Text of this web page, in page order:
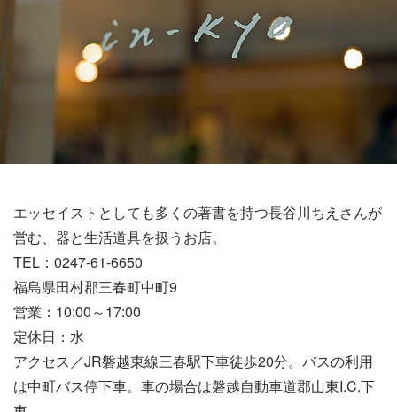
エッセイストとしても多くの著書を持つ長谷川ちえさんが
営む、器と生活道具を扱うお店。
TEL：0247-61-6650
福島県田村郡三春町中町9
営業：10:00～17:00
定休日：水
アクセス／JR磐越東線三春駅下車徒歩20分。バスの利用
は中町バス停下車。車の場合は磐越自動車道郡山東I.C.下